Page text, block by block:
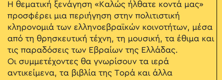
Η θεματική ξενάγηση «Καλώς ήλθατε κοντά μας»
προσφέρει μια περιήγηση στην πολιτιστική
κληρονομιά των ελληνοεβραϊκών κοινοτήτων, μέσα
από τη θρησκευτική τέχνη, τη μουσική, τα έθιμα και
τις παραδόσεις των Εβραίων της Ελλάδας.
Οι συμμετέχοντες θα γνωρίσουν τα ιερά
αντικείμενα, τα βιβλία της Τορά και άλλα